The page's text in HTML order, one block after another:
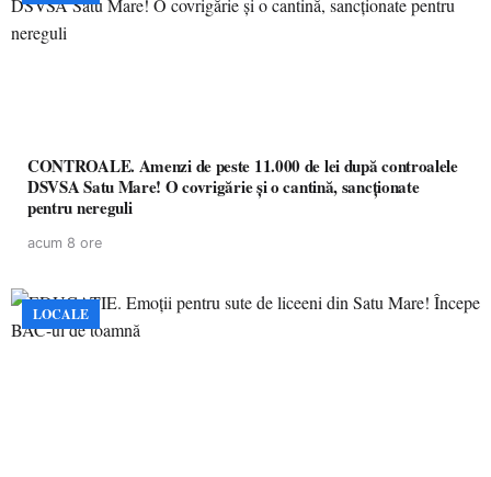
CONTROALE. Amenzi de peste 11.000 de lei după controalele
DSVSA Satu Mare! O covrigărie și o cantină, sancționate
pentru nereguli
acum 8 ore
LOCALE